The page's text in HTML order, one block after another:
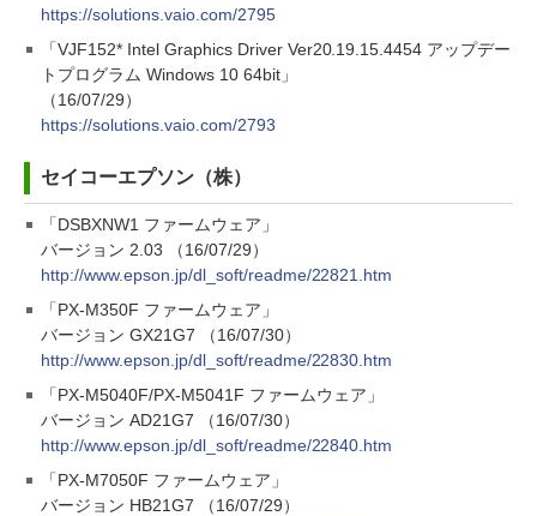
https://solutions.vaio.com/2795
「VJF152* Intel Graphics Driver Ver20.19.15.4454 アップデー
トプログラム Windows 10 64bit」
（16/07/29）
https://solutions.vaio.com/2793
セイコーエプソン（株）
「DSBXNW1 ファームウェア」
バージョン 2.03 （16/07/29）
http://www.epson.jp/dl_soft/readme/22821.htm
「PX-M350F ファームウェア」
バージョン GX21G7 （16/07/30）
http://www.epson.jp/dl_soft/readme/22830.htm
「PX-M5040F/PX-M5041F ファームウェア」
バージョン AD21G7 （16/07/30）
http://www.epson.jp/dl_soft/readme/22840.htm
「PX-M7050F ファームウェア」
バージョン HB21G7 （16/07/29）